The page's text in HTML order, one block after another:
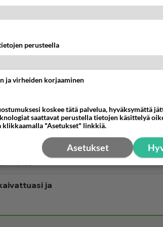
ovat täysin poissuljettuja asioita? Nainen
ja
perusteella
ja virheiden korjaaminen
koskee tätä palvelua, hyväksymättä
saattavat perustella tietojen käsittelyä
klikkaamalla "Asetukset" linkkiä.
Asetukset